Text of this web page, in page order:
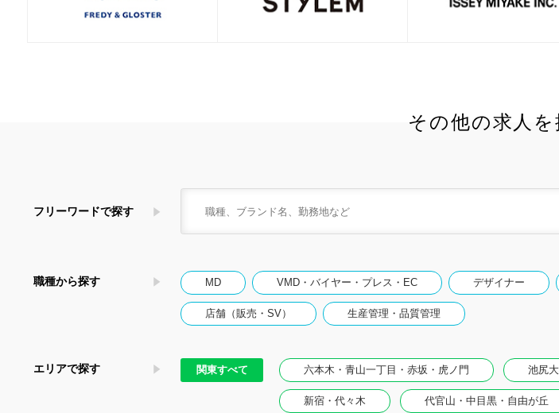
その他の求人を
フリーワードで探す
職種から探す MD VMD・バイヤー・プレス・EC デザイナー
店舗（販売・SV） 生産管理・品質管理
エリアで探す 関東すべて 六本木・青山一丁目・赤坂・虎ノ門 池尻
新宿・代々木 代官山・中目黒・自由が丘